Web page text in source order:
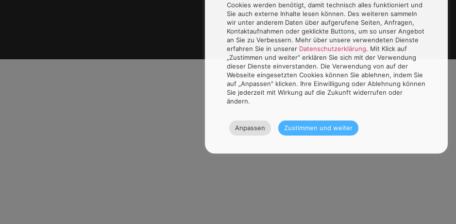
Cookies werden benötigt, damit technisch alles funktioniert und
Sie auch externe Inhalte lesen können. Des weiteren sammeln
wir unter anderem Daten über aufgerufene Seiten, Anfragen,
Kontaktaufnahmen oder geklickte Buttons, um so unser Angebot
an Sie zu Verbessern. Mehr über unsere verwendeten Dienste
erfahren Sie in unserer Datenschutzerklärung. Mit Klick auf
„Zustimmen und weiter“ erklären Sie sich mit der Verwendung
dieser Dienste einverstanden. Die Verwendung von auf der
Webseite eingesetzten Cookies können Sie ablehnen, indem Sie
auf „Anpassen" klicken. Ihre Einwilligung oder Ablehnung können
Sie jederzeit mit Wirkung auf die Zukunft widerrufen oder
ändern.
Anpassen Zustimmen und weiter